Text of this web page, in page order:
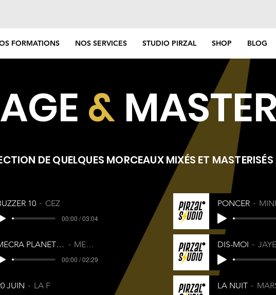
FORMATIONS NOS SERVICES STUDIO PIRZAL SHOP BLOG
&
DE QUELQUES MORCEAUX MIXÉS ET
10 CEZ
00:00 / 03:04
MECRA PLANET RAP MECRA
00:00 / 02:29
JUIN LA F
PONCER MINI
DIS-MOI
LA NUIT